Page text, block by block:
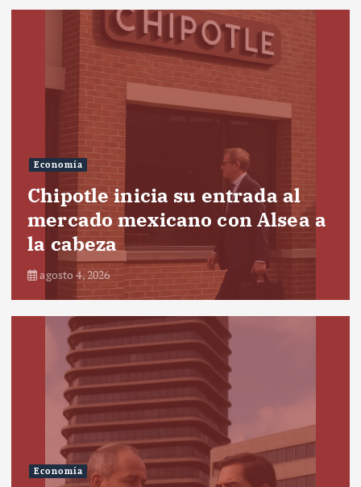
Economía
Chipotle inicia su entrada al
mercado mexicano con Alsea a
la cabeza
agosto 4, 2026
Economía